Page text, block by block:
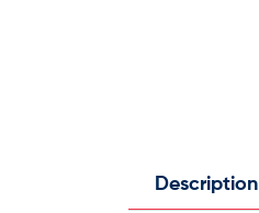
Description